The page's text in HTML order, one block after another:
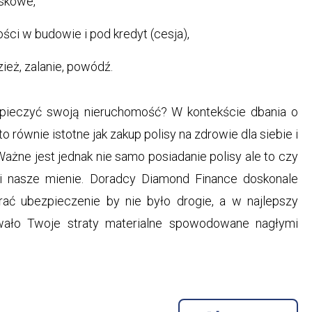
w budowie i pod kredyt (cesja),
zalanie, powódź.
swoją nieruchomość? W kontekście dbania o
równie istotne jak zakup polisy na zdrowie dla siebie i
jest jednak nie samo posiadanie polisy ale to czy
nasze mienie. Doradcy Diamond Finance doskonale
ubezpieczenie by nie było drogie, a w najlepszy
Twoje straty materialne spowodowane nagłymi